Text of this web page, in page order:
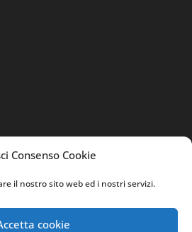
Consenso Cookie
il nostro sito web ed i nostri servizi.
cookie